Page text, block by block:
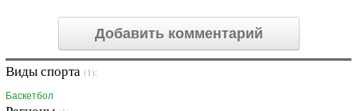
Добавить комментарий
Виды спорта (1):
Баскетбол